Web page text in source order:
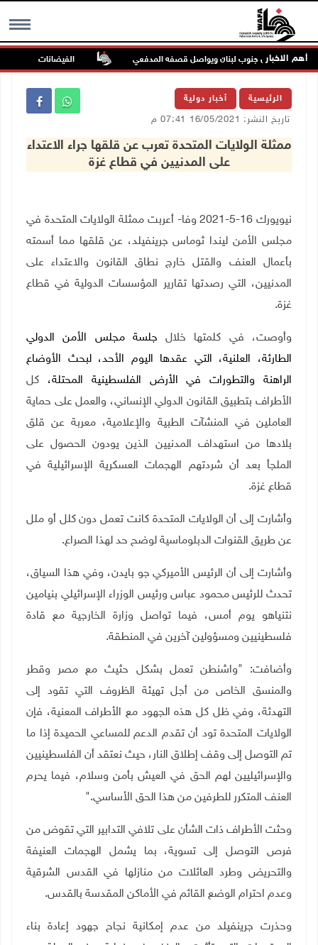
MENU أهم الاخبار
ميس الجبل جنوب لبنان ويواصل قصفه المدفعي الفيضانات في ولاية آسام
الرئيسية أخبار دولية
تاريخ النشر: 16/05/2021 07:41 م
ممثلة الولايات المتحدة تعرب عن قلقها جراء الاعتداء
على المدنيين في قطاع غزة
نيويورك 16-5-2021 وفا- أعربت ممثلة الولايات المتحدة في
مجلس الأمن ليندا ثوماس جرينفيلد، عن قلقها مما أسمته
بأعمال العنف والقتل خارج نطاق القانون والاعتداء على
المدنيين، التي رصدتها تقارير المؤسسات الدولية في قطاع
غزة.
وأوصت، في كلمتها خلال
جلسة مجلس الأمن الدولي
الطارئة، العلنية، التي عقدها اليوم الأحد، لبحث الأوضاع
الراهنة والتطورات في الأرض الفلسطينية المحتلة، كل
الأطراف بتطبيق القانون الدولي الإنساني، والعمل على حماية
العاملين في المنشآت الطبية والإعلامية، معربة عن قلق
بلادها من استهداف المدنيين الذين يودون الحصول على
الملجأ بعد أن شردتهم الهجمات العسكرية الإسرائيلية في
قطاع غزة.
وأشارت إلى أن الولايات المتحدة كانت تعمل دون كلل أو ملل
عن طريق القنوات الدبلوماسية لوضح حد لهذا الصراع.
وأشارت إلى أن الرئيس الأميركي جو بايدن، وفي هذا السياق،
تحدث للرئيس محمود عباس ورئيس الوزراء الإسرائيلي بنيامين
نتنياهو يوم أمس، فيما تواصل وزارة الخارجية مع قادة
فلسطينيين ومسؤولين آخرين في المنطقة.
وأضافت: "واشنطن تعمل بشكل حثيث مع مصر وقطر
والمنسق الخاص من أجل تهيئة الظروف التي تقود إلى
التهدئة، وفي ظل كل هذه الجهود مع الأطراف المعنية، فإن
الولايات المتحدة تود أن تقدم الدعم للمساعي الحميدة إذا ما
تم التوصل إلى وقف إطلاق النار، حيث نعتقد أن الفلسطينيين
والإسرائيليين لهم الحق في العيش بأمن وسلام، فيما يحرم
العنف المتكرر للطرفين من هذا الحق الأساسي".
وحثت الأطراف ذات الشأن على تلافي التدابير التي تقوض من
فرص التوصل إلى تسوية، بما يشمل الهجمات العنيفة
والتحريض وطرد العائلات من منازلها في القدس الشرقية
وعدم احترام الوضع القائم في الأماكن المقدسة بالقدس.
وحذرت جرينفيلد من عدم إمكانية نجاح جهود إعادة بناء